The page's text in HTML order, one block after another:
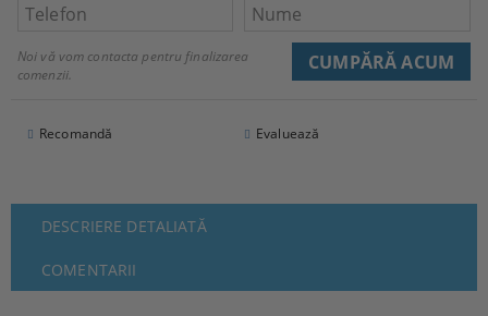
Noi vă vom contacta pentru finalizarea
comenzii.
Recomandă Evaluează
DESCRIERE DETALIATĂ
COMENTARII